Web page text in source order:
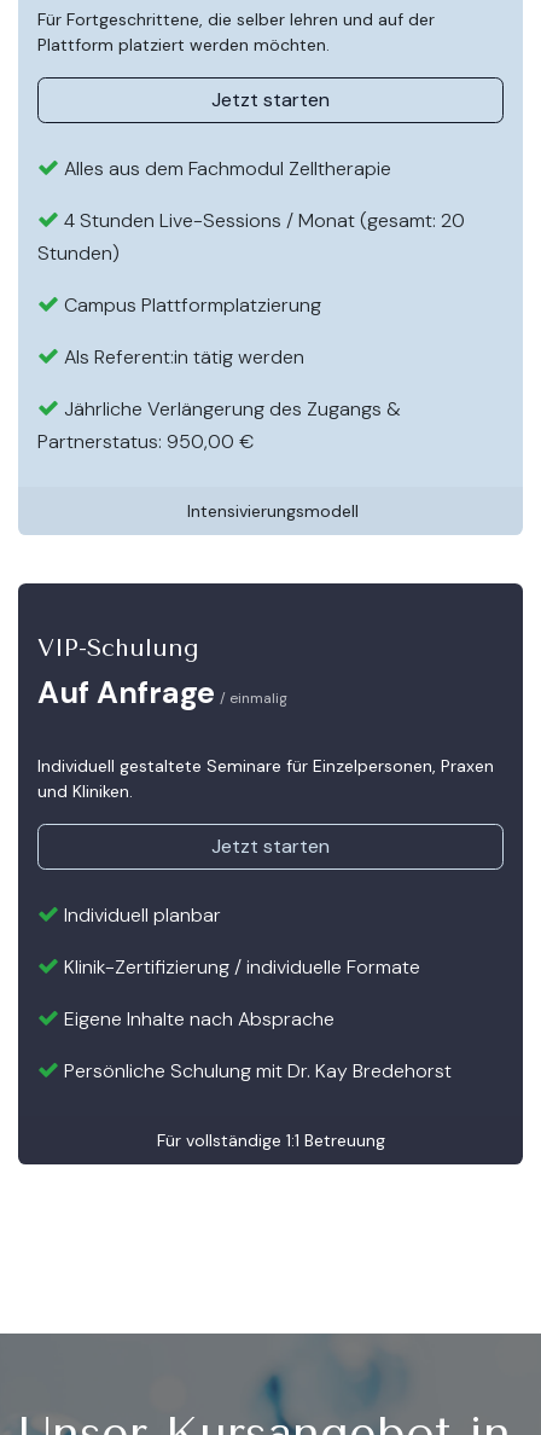
Für Fortgeschrittene, die selber lehren und auf der
Plattform platziert werden möchten.
Jetzt starten
Alles aus dem Fachmodul Zelltherapie
4 Stunden Live-Sessions / Monat (gesamt: 20
Stunden)
Campus Plattformplatzierung
Als Referent:in tätig werden
Jährliche Verlängerung des Zugangs &
Partnerstatus: 950,00 €​
Intensivierungsmodell
VIP-Schulung
Auf Anfrage / einmalig
Individuell gestaltete Seminare für Einzelpersonen, Praxen
und Kliniken.
Jetzt starten
Individuell planbar
Klinik-Zertifizierung / individuelle Formate
Eigene Inhalte nach Absprache
Persönliche Schulung mit Dr. Kay Bredehorst
Für vollständige 1:1 Betreuung